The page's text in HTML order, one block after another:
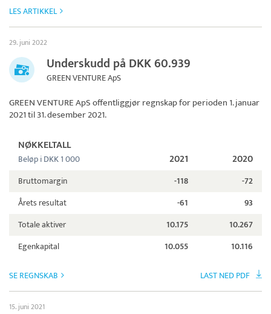
LES ARTIKKEL
29. juni 2022
Underskudd på DKK 60.939
GREEN VENTURE ApS
GREEN VENTURE ApSoffentliggjør regnskap for perioden 1. januar
2021 til 31. desember 2021.
NØKKELTALL
Beløp i DKK 1 000 2021 2020
Bruttomargin -118
-72
Årets resultat
-61
93
Totale aktiver
10.175
10.267
Egenkapital
10.055 10.116
SE REGNSKAB LAST NED PDF
15. juni 2021